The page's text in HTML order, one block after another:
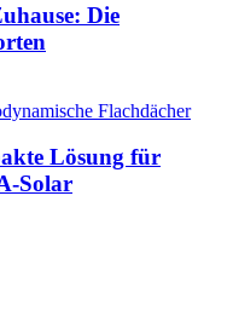
Die
Lösung für
Solar